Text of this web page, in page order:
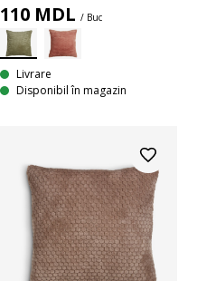
110 MDL / Buc
Livrare
Disponibil în magazin